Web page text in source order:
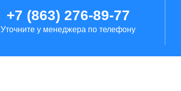
от 100 минут
+7 (863) 276-89-77
Уточните у менеджера по телефону